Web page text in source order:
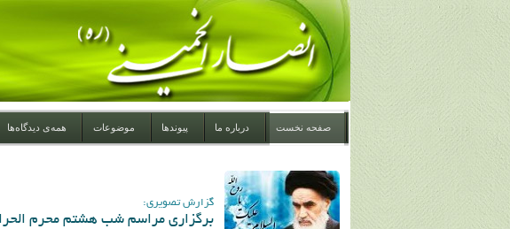
صفحه نخست درباره ما پیوندها موضوعات همه‌ی دیدگاه‌ها
گزارش تصویری:
برگزاری مراسم شب هشتم محرم الحرام در